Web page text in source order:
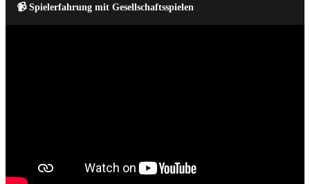
📹 Spielerfahrung mit Gesellschaftsspielen